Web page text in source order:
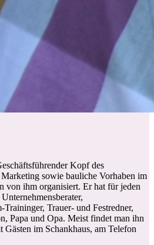
Kopf des
sowie bauliche Vorhaben im
von ihm organisiert. Er hat für jeden
Trauer- und Festredner,
Papa und Opa. Meist findet man ihn
Gästen im Schankhaus, am Telefon